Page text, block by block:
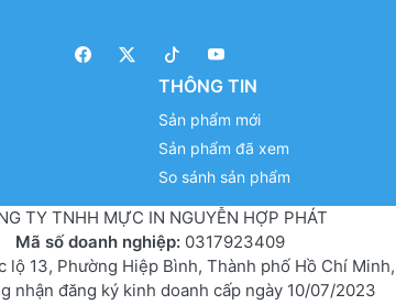
THÔNG TIN
Sản phẩm mới
Sản phẩm đã xem
So sánh sản phẩm
TY TNHH MỰC IN NGUYỄN HỢP PHÁT
Mã số doanh nghiệp: 0317923409
13, Phường Hiệp Bình, Thành phố Hồ Chí
nhận đăng ký kinh doanh cấp ngày 10/07/2023